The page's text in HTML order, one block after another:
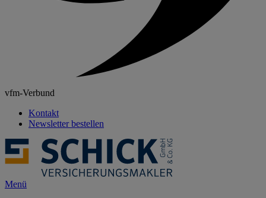
vfm-Verbund
Kontakt
Newsletter bestellen
Menü